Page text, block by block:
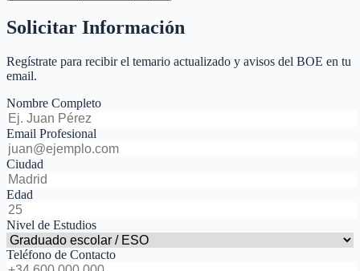
Solicitar Información
Regístrate para recibir el temario actualizado y avisos del BOE en tu
email.
Nombre Completo
Email Profesional
Ciudad
Edad
Nivel de Estudios
Teléfono de Contacto